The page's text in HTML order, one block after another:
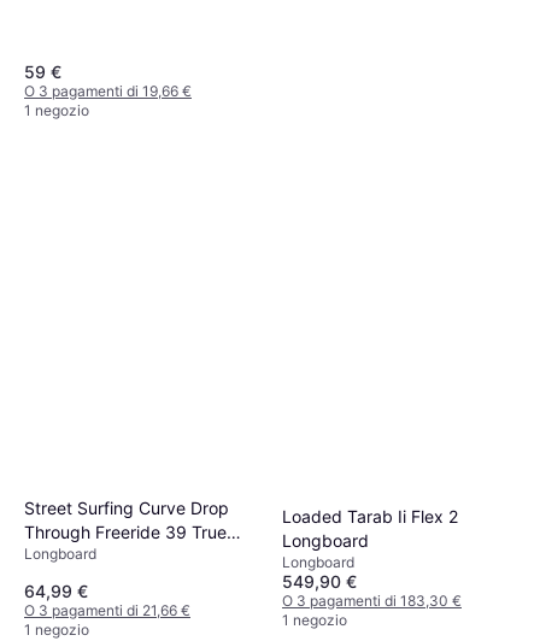
59 €
O 3 pagamenti di 19,66 €
1 negozio
1 negozio
Street Surfing Curve Drop
Through Freeride 39 True
Colors
Longboard
64,99 €
O 3 pagamenti di 21,66 €
1 negozio
Loaded Tarab Ii Flex 2
Longboard
Longboard
549,90 €
O 3 pagamenti di 183,30 €
1 negozio